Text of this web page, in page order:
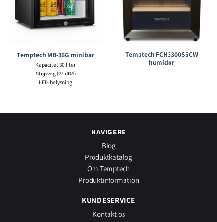
Temptech MB-36G minibar
Kapacitet 30 liter
Støjsvag (25 dBA)
LED-belysning
Temptech FCH3300SSCW
humidor
NAVIGERE
Blog
Produktkatalog
Om Temptech
Produktinformation
KUNDESERVICE
Kontakt os